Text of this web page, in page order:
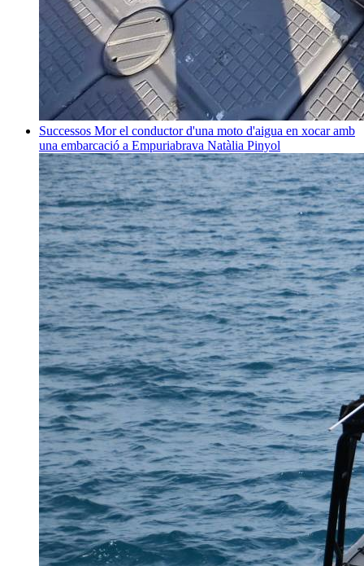
Successos Mor el conductor d'una moto d'aigua en xocar amb
una embarcació a Empuriabrava Natàlia Pinyol